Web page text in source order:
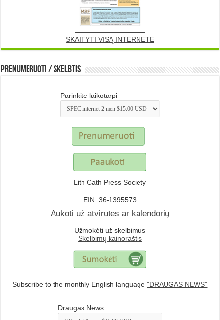
SKAITYTI VISĄ INTERNETE
Prenumeruoti / Skelbtis
Parinkite laikotarpi
Lith Cath Press Society
EIN: 36-1395573
Aukoti už atvirutes ar kalendorių
.
Užmokėti už skelbimus
Skelbimų kainoraštis
.
Subscribe to the monthly English language"DRAUGAS NEWS"
Draugas News